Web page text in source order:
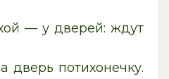
— у дверей: ждут
потихонечку.